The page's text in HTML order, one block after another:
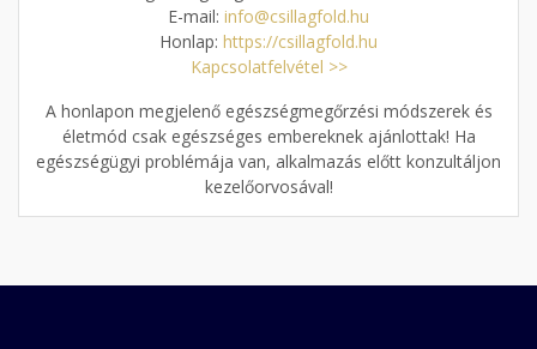
E-mail: info@csillagfold.hu
Honlap: https://csillagfold.hu
Kapcsolatfelvétel >>
A honlapon megjelenő egészségmegőrzési módszerek és
életmód csak egészséges embereknek ajánlottak! Ha
egészségügyi problémája van, alkalmazás előtt konzultáljon
kezelőorvosával!